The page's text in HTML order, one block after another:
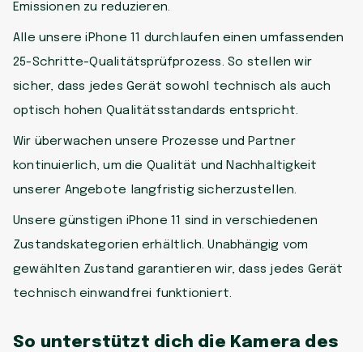
Emissionen zu reduzieren.
Alle unsere iPhone 11 durchlaufen einen umfassenden
25-Schritte-Qualitätsprüfprozess. So stellen wir
sicher, dass jedes Gerät sowohl technisch als auch
optisch hohen Qualitätsstandards entspricht.
Wir überwachen unsere Prozesse und Partner
kontinuierlich, um die Qualität und Nachhaltigkeit
unserer Angebote langfristig sicherzustellen.
Unsere günstigen iPhone 11 sind in verschiedenen
Zustandskategorien erhältlich. Unabhängig vom
gewählten Zustand garantieren wir, dass jedes Gerät
technisch einwandfrei funktioniert.
So unterstützt dich die Kamera des